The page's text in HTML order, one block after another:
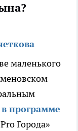
маленького
в программе
Города»